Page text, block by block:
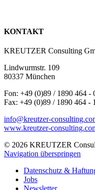
KONTAKT
KREUTZER Consulting
Lindwurmstr. 109
80337 München
Fon: +49 (0)89 / 1890 464 -
Fax: +49 (0)89 / 1890 464 -
info@kreutzer-
www.kreutzer-
© 2026 KREUTZER
Navigation überspringen
Datenschutz &
Jobs